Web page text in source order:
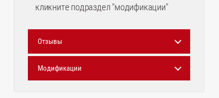
кликните подраздел "модификации"
Отзывы
Модификации